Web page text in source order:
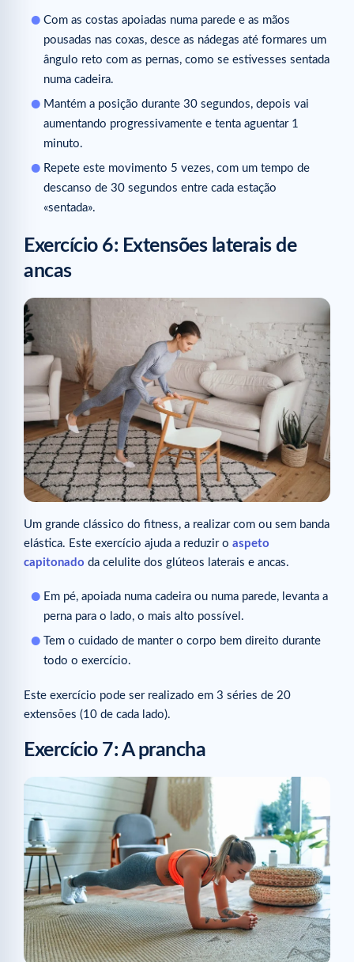
Com as costas apoiadas numa parede e as mãos
pousadas nas coxas, desce as nádegas até formares um
ângulo reto com as pernas, como se estivesses sentada
numa cadeira.
Mantém a posição durante 30 segundos, depois vai
aumentando progressivamente e tenta aguentar 1
minuto.
Repete este movimento 5 vezes, com um tempo de
descanso de 30 segundos entre cada estação
«sentada».
Exercício 6: Extensões laterais de
ancas
Um grande clássico do fitness, a realizar com ou sem banda
elástica. Este exercício ajuda a reduzir o aspeto
capitonado da celulite dos glúteos laterais e ancas.
Em pé, apoiada numa cadeira ou numa parede, levanta a
perna para o lado, o mais alto possível.
Tem o cuidado de manter o corpo bem direito durante
todo o exercício.
Este exercício pode ser realizado em 3 séries de 20
extensões (10 de cada lado).
Exercício 7: A prancha